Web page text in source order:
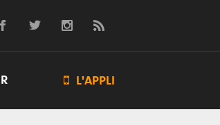
 L'APPLI